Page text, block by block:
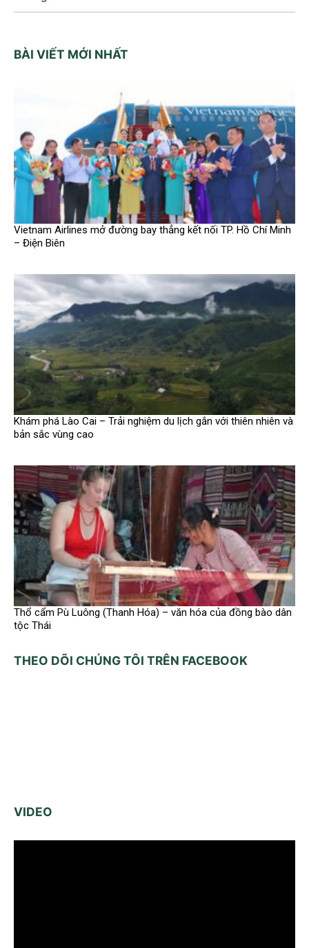
BÀI VIẾT MỚI NHẤT
Vietnam Airlines mở đường bay thẳng kết nối TP. Hồ Chí Minh
– Điện Biên
Khám phá Lào Cai – Trải nghiệm du lịch gắn với thiên nhiên và
bản sắc vùng cao
Thổ cẩm Pù Luông (Thanh Hóa) – văn hóa của đồng bào dân
tộc Thái
THEO DÕI CHÚNG TÔI TRÊN FACEBOOK
VIDEO